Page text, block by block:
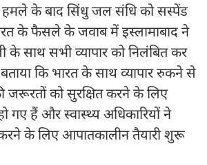
के बाद सिंधु जल संधि को सस्पेंड
के फैसले के जवाब में इस्लामाबाद ने
के साथ सभी व्यापार को निलंबित कर
कि भारत के साथ व्यापार रुकने से
जरूरतों को सुरक्षित करने के लिए
गए हैं और स्वास्थ्य अधिकारियों ने
करने के लिए आपातकालीन तैयारी शुरू